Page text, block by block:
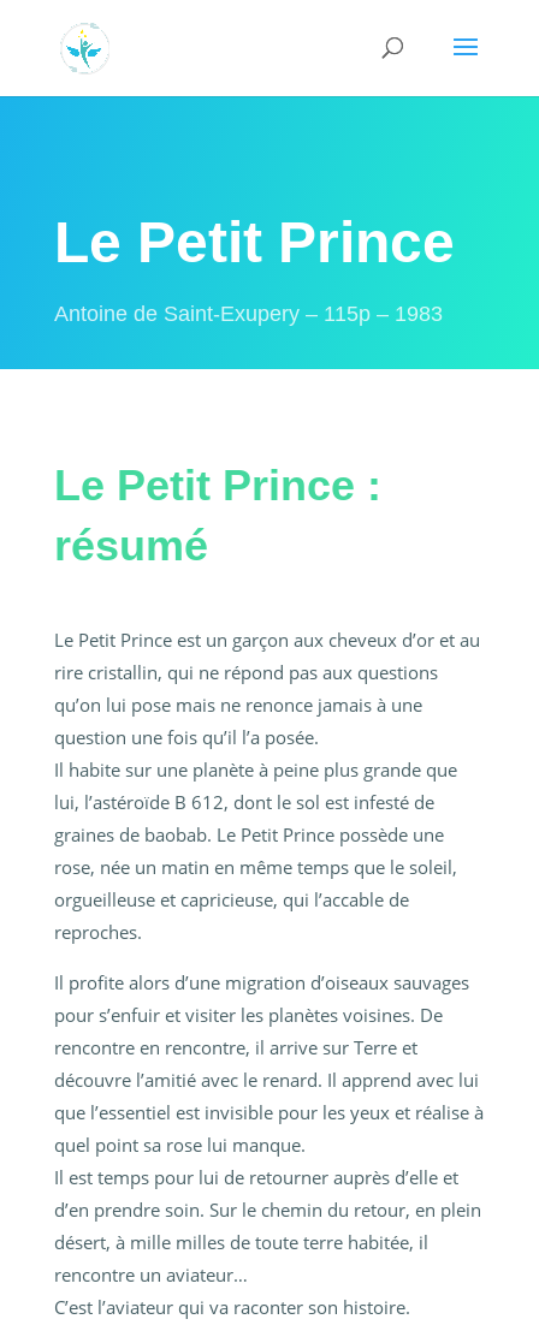
Le Petit Prince
Antoine de Saint-Exupery – 115p – 1983
Le Petit Prince :
résumé
Le Petit Prince est un garçon aux cheveux d’or et au
rire cristallin, qui ne répond pas aux questions
qu’on lui pose mais ne renonce jamais à une
question une fois qu’il l’a posée.
Il habite sur une planète à peine plus grande que
lui, l’astéroïde B 612, dont le sol est infesté de
graines de baobab. Le Petit Prince possède une
rose, née un matin en même temps que le soleil,
orgueilleuse et capricieuse, qui l’accable de
reproches.
Il profite alors d’une migration d’oiseaux sauvages
pour s’enfuir et visiter les planètes voisines. De
rencontre en rencontre, il arrive sur Terre et
découvre l’amitié avec le renard. Il apprend avec lui
que l’essentiel est invisible pour les yeux et réalise à
quel point sa rose lui manque.
Il est temps pour lui de retourner auprès d’elle et
d’en prendre soin. Sur le chemin du retour, en plein
désert, à mille milles de toute terre habitée, il
rencontre un aviateur…
C’est l’aviateur qui va raconter son histoire.